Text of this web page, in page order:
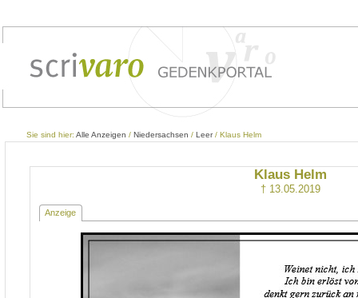
Sie sind hier: Alle Anzeigen / Niedersachsen / Leer/ Klaus Helm
Klaus Helm
† 13.05.2019
Anzeige